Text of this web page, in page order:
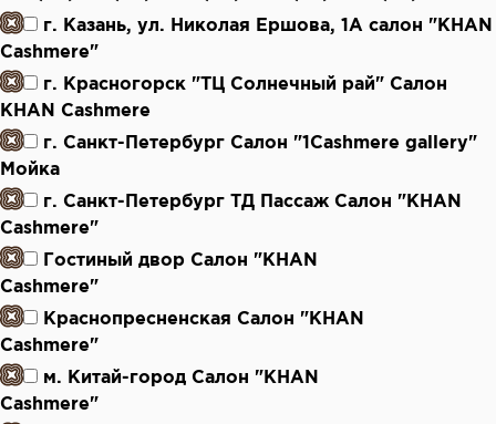
г. Казань, ул. Николая Ершова, 1А салон "KHAN
Cashmere"
г. Красногорск "ТЦ Солнечный рай" Салон
KHAN Cashmere
г. Санкт-Петербург Салон "1Cashmere gallery"
Мойка
г. Санкт-Петербург ТД Пассаж Салон "KHAN
Cashmere"
Гостиный двор Салон "KHAN
Cashmere"
Краснопресненская Салон "KHAN
Cashmere"
м. Китай-город Салон "KHAN
Cashmere"